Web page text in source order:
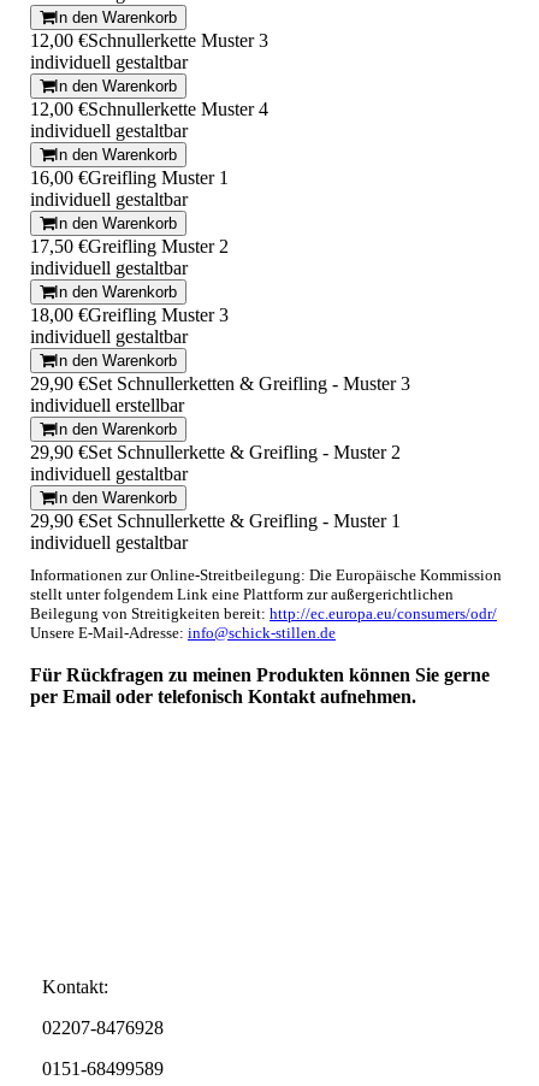
In den Warenkorb
12,00 €Schnullerkette Muster 3
individuell gestaltbar
In den Warenkorb
12,00 €Schnullerkette Muster 4
individuell gestaltbar
In den Warenkorb
16,00 €Greifling Muster 1
individuell gestaltbar
In den Warenkorb
17,50 €Greifling Muster 2
individuell gestaltbar
In den Warenkorb
18,00 €Greifling Muster 3
individuell gestaltbar
In den Warenkorb
29,90 €Set Schnullerketten & Greifling - Muster 3
individuell erstellbar
In den Warenkorb
29,90 €Set Schnullerkette & Greifling - Muster 2
individuell gestaltbar
In den Warenkorb
29,90 €Set Schnullerkette & Greifling - Muster 1
individuell gestaltbar
Informationen zur Online-Streitbeilegung: Die Europäische Kommission
stellt unter folgendem Link eine Plattform zur außergerichtlichen
Beilegung von Streitigkeiten bereit: http://ec.europa.eu/consumers/odr/
Unsere E-Mail-Adresse: info@schick-stillen.de
Für Rückfragen zu meinen Produkten können Sie gerne
per Email oder telefonisch Kontakt aufnehmen.
Kontakt:
02207-8476928
0151-68499589